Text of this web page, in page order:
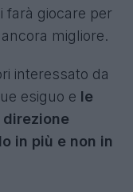
per la versione
caratteristiche
Ma spesso,
tattico in cui il
input utilissimi